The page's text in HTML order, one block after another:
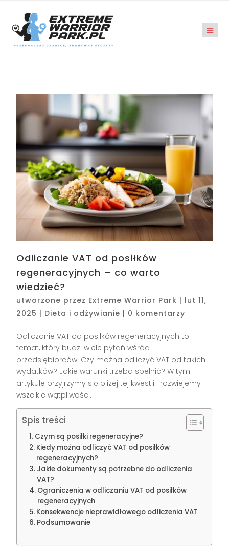
Odliczanie VAT od posiłków
regeneracyjnych – co warto
wiedzieć?
utworzone przez Extreme Warrior Park | lut 11,
2025 | Dieta i odżywianie | 0 komentarzy
Odliczanie VAT od posiłków regeneracyjnych to
temat, który budzi wiele pytań wśród
przedsiębiorców. Czy można odliczyć VAT od takich
wydatków? Jakie warunki trzeba spełnić? W tym
artykule przyjrzymy się bliżej tej kwestii i rozwiejemy
wszelkie wątpliwości.
Spis treści
Czym są posiłki regeneracyjne?
Kiedy można odliczyć VAT od posiłków
regeneracyjnych?
Jakie dokumenty są potrzebne do odliczenia
VAT?
Ograniczenia w odliczaniu VAT od posiłków
regeneracyjnych
Konsekwencje nieprawidłowego odliczenia VAT
Podsumowanie